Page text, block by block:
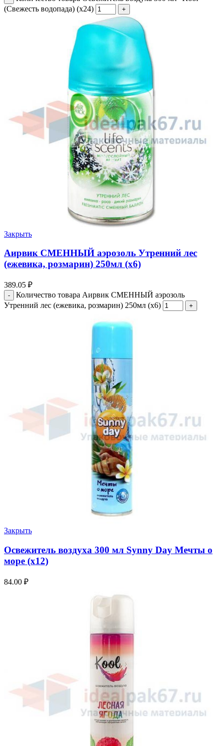
(Свежесть водопада) (х24)
Закрыть
Аирвик СМЕННЫЙ аэрозоль Утренний лес
(ежевика, розмарин) 250мл (х6)
389.05 ₽
Количество товара Аирвик СМЕННЫЙ аэрозоль
Утренний лес (ежевика, розмарин) 250мл (х6)
Закрыть
Освежитель воздуха 300 мл Synny Day Мечты о
море (х12)
84.00 ₽